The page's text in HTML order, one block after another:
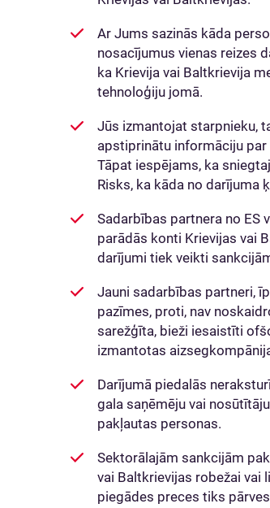
Ar Jums sazinās kāda
nosacījumus vienas reizes
ka Krievija vai Baltkrievija
tehnoloģiju jomā.
Jūs izmantojat starpnieku,
apstiprinātu informāciju par
Tāpat iespējams, ka
Risks, ka kāda no darījuma
Sadarbības partnera no
parādās konti Krievijas vai
darījumi tiek veikti
Jauni sadarbības partneri,
pazīmes, proti, nav
sarežģīta, bieži iesaistīti
izmantotas
Darījumā piedalās
gala saņēmēju vai
pakļautas personas.
Sektorālajām sankcijām
vai Baltkrievijas robežai vai
piegādes preces tiks